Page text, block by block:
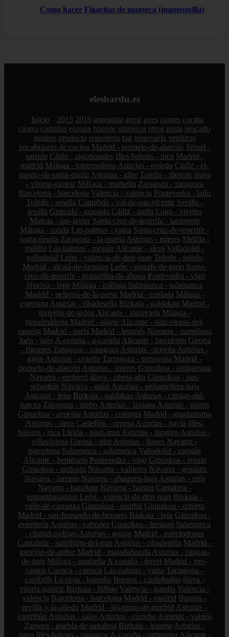
Como hacer Figacitas de manteca (mantequilla)
elesbardu.es
Inicio 2015 2016 argentina arroz aves carnes cocina
casera comidas espana huevos mariscos otros pasta pescado
postres producto reposteria tag venezuela verduras
vocabulario de cocina Madrid - pozuelo-de-alarcón Teruel -
sarrión Cádiz - algodonales Illes-balears - inca Madrid -
madrid Málaga - torremolinos Asturias - oviedo Cádiz - el-
puerto-de-santa-maría Asturias - aller Toledo - illescas álava
- vitoria-gasteiz Málaga - marbella Zaragoza - zaragoza
Barcelona - barcelona Valencia - valencia Pontevedra - lalín
Toledo - seseña Cantabria - val-de-san-vicente Sevilla -
sevilla Granada - granada Cádiz - tarifa Lugo - viveiro
Murcia - san-javier Santa-cruz-de-tenerife - tacoronte
Málaga - ronda Las-palmas - yaiza Santa-cruz-de-tenerife -
santa-úrsula Zaragoza - la-muela Asturias - mieres Melilla -
melilla Las-palmas - mogán Alicante - alcoi Valladolid -
valladolid León - valencia-de-don-juan Toledo - toledo
Madrid - alcalá-de-henares León - garrafe-de-torío Santa-
cruz-de-tenerife - granadilla-de-abona Pontevedra - vigo
Huelva - lepe Málaga - málaga Salamanca - salamanca
Madrid - pelayos-de-la-presa Madrid - coslada Málaga -
estepona Asturias - ribadesella Bizkaia - galdakao Madrid -
torrejón-de-ardoz Alicante - torrevieja Málaga -
benalmádena Madrid - algete Alicante - sant-vicent-del-
raspeig Madrid - parla Madrid - leganés Navarra - pamplona
Jaén - jaén A-coruña - a-coruña Alicante - benidorm Girona
- figueres Zaragoza - zaragoza Asturias - noreña Asturias -
gijón Asturias - oviedo Tarragona - tarragona Madrid -
pozuelo-de-alarcón Asturias - mieres Gipuzkoa - astigarraga
Navarra - erriberri álava - ribera-alta Gipuzkoa - san-
sebastián Navarra - galar Asturias - peñamellera-baja
Asturias - lena Bizkaia - galdakao Asturias - cangas-del-
narcea Zaragoza - utebo Asturias - laviana Asturias - parres
Gipuzkoa - azpeitia Asturias - colunga Madrid - guadarrama
Asturias - siero Castellón - orpesa Asturias - navia Illes-
balears - inca Lleida - naut-aran Asturias - langreo Asturias -
villaviciosa Girona - olot Asturias - llanes Navarra -
pamplona Salamanca - salamanca Valladolid - zaratán
Alicante - benidorm Pontevedra - vigo Gipuzkoa - zerain
Gipuzkoa - andoain Navarra - valtierra Navarra - gesalatz
Navarra - larraun Navarra - abaurrea-baja Asturias - onís
Navarra - barañain Navarra - baztan Cantabria -
entrambasaguas León - valencia-de-don-juan Bizkaia -
valle-de-carranza Gipuzkoa - usurbil Gipuzkoa - urnieta
Madrid - san-fernando-de-henares Bizkaia - loiu Gipuzkoa -
errenteria Asturias - cabrales Gipuzkoa - hernani Salamanca
- ciudad-rodrigo Asturias - gozón Madrid - torrelodones
Cantabria - santillana-del-mar Asturias - ribadesella Madrid -
torrejón-de-ardoz Madrid - majadahonda Asturias - cangas-
de-onís Málaga - marbella A-coruña - ferrol Madrid - tres-
cantos Cuenca - cuenca Las-palmas - yaiza Tarragona -
cambrils La-rioja - logroño Burgos - cardeñadijo álava -
vitoria-gasteiz Bizkaia - bilbao Valencia - gandia Valencia -
valencia Barcelona - barcelona Madrid - madrid Burgos -
revilla-y-la-ahedo Madrid - las-rozas-de-madrid Asturias -
castrillón Asturias - salas Asturias - carreño Asturias - valdés
Zamora - puebla-de-sanabria Bizkaia - lezama Asturias -
nava Illes-balears - manacor A-coruña - ortigueira Alicante -